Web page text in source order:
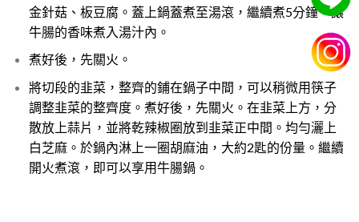
金針菇、板豆腐。蓋上鍋蓋煮至湯滾，繼續煮5分鐘，讓
牛腸的香味煮入湯汁內。
煮好後，先關火。
將切段的韭菜，整齊的鋪在鍋子中間，可以稍微用筷子
調整韭菜的整齊度。煮好後，先關火。在韭菜上方，分
散放上蒜片，並將乾辣椒圈放到韭菜正中間。均勻灑上
白芝麻。於鍋內淋上一圈胡麻油，大約2匙的份量。繼續
開火煮滾，即可以享用牛腸鍋。